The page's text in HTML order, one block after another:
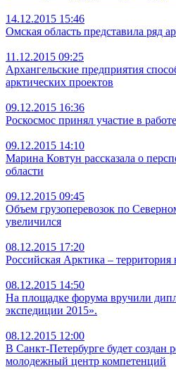
14.12.2015 15:46
Омская область представила ряд
11.12.2015 09:25
Архангельские предприятия
арктических проектов
09.12.2015 16:36
Роскосмос принял участие в
09.12.2015 14:10
Марина Ковтун рассказала о
области
09.12.2015 09:45
Объем грузоперевозок по
увеличился
08.12.2015 17:20
Российская Арктика – территория
08.12.2015 14:50
На площадке форума вручили
экспедиции 2015».
08.12.2015 12:00
В Санкт-Петербурге будет создан
молодежный центр компетенций